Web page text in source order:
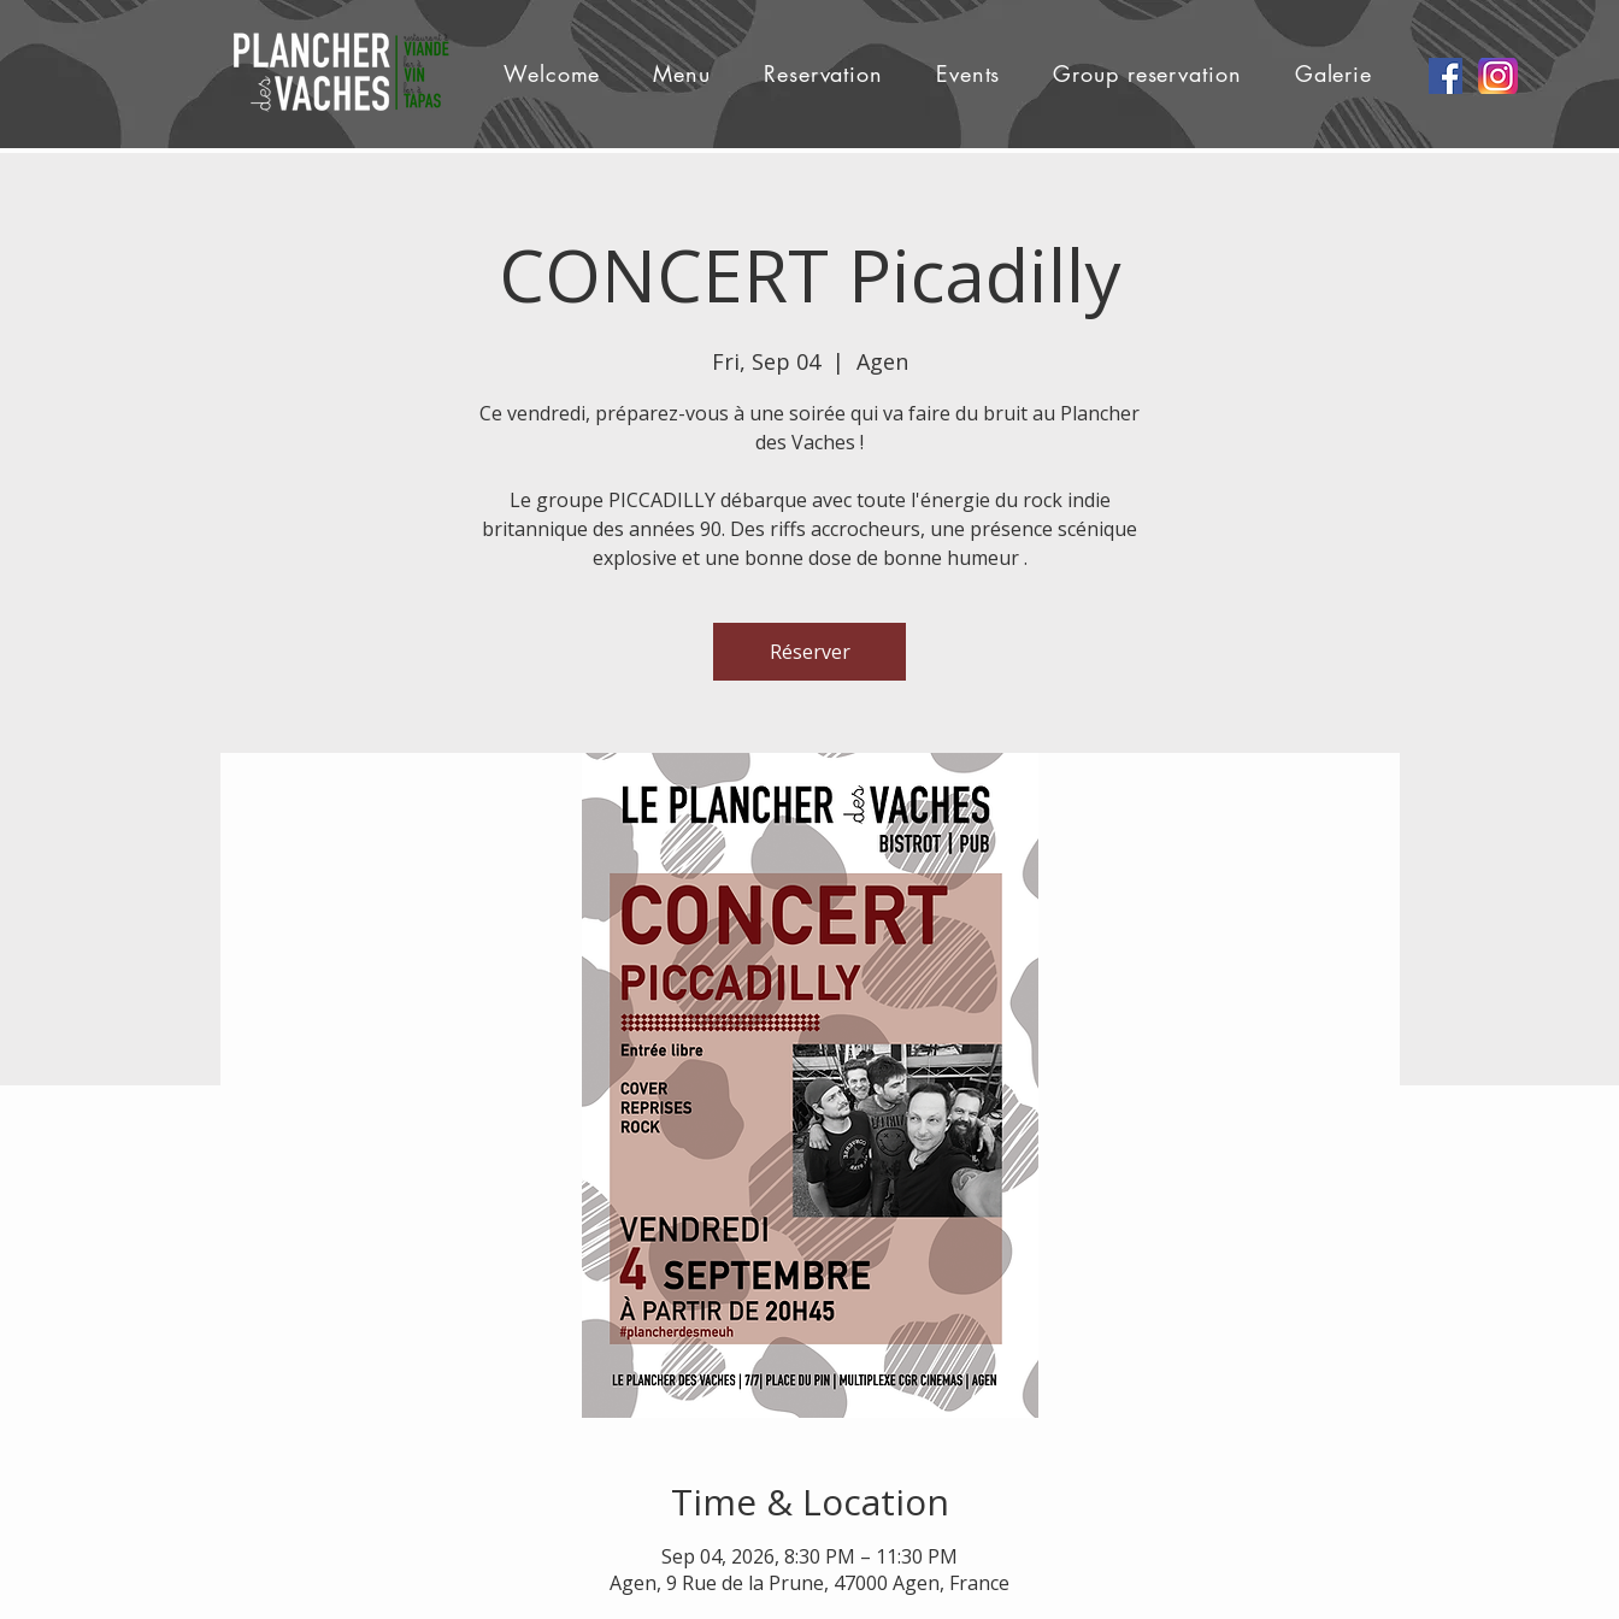
Welcome Menu Reservation Events Group reservation Galerie
CONCERT Picadilly
Fri, Sep 04
  |
Agen
Ce vendredi, préparez-vous à une soirée qui va faire du bruit au Plancher
des Vaches !
Le groupe PICCADILLY débarque avec toute l'énergie du rock indie
britannique des années 90. Des riffs accrocheurs, une présence scénique
explosive et une bonne dose de bonne humeur .
Réserver
Time & Location
Sep 04, 2026, 8:30 PM – 11:30 PM
Agen, 9 Rue de la Prune, 47000 Agen, France